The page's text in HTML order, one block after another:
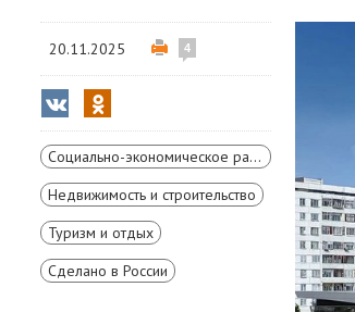
20.11.2025 4
Социально-экономическое развитие Красноярского края
Недвижимость и строительство
Туризм и отдых
Сделано в России